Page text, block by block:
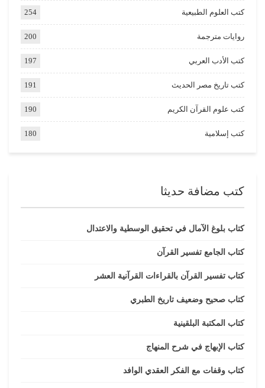
كتب العلوم الطبيعية 254
روايات مترجمة 200
كتب الأدب العربي 197
كتب تاريخ مصر الحديث 191
كتب علوم القرآن الكريم 190
كتب إسلامية 180
كتب مضافة حديثا
كتاب بلوغ الآمال في تحقيق الوسطية والاعتدال
كتاب الجامع تفسير القرآن
كتاب تفسير القرآن بالقراءات القرآنية العشر
كتاب صحيح وضعيف تاريخ الطبري
كتاب المكتبة البلقينية
كتاب الإبهاج في شرح المنهاج
كتاب وقفات مع الفكر العقدي الوافد